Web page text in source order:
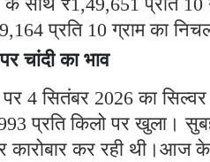
प्रति 10 ग्राम का
चांदी का भाव
4 सितंबर 2026 का
प्रति किलो पर खुला।
कारोबार कर रही थी।आज